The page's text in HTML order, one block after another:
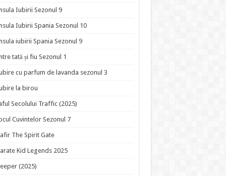
Iubirii Sezonul 9
Iubirii Spania Sezonul 10
iubirii Spania Sezonul 9
tată și fiu Sezonul 1
cu parfum de lavanda sezonul 3
la birou
Secolului Traffic (2025)
Cuvintelor Sezonul 7
The Spirit Gate
Kid Legends 2025
(2025)